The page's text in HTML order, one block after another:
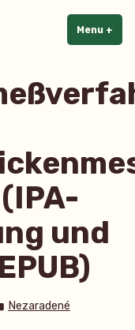
Menu +
und
Posted
Nezaradené